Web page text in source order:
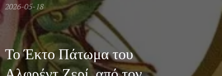
2026-05-18
Το Έκτο Πάτωμα του